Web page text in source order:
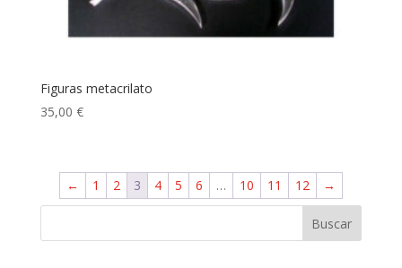
Figuras metacrilato
35,00 €
← 1 2 3 4 5 6 … 10 11 12 →
Buscar